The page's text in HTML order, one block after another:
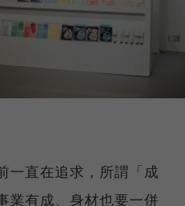
一直在追求，所謂「成
業有成、身材也要一併